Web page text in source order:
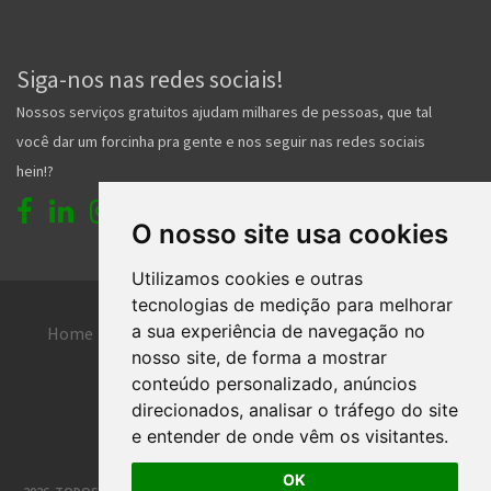
O nosso site usa cookies
Utilizamos cookies e outras
tecnologias de medição para melhorar
a sua experiência de navegação no
nosso site, de forma a mostrar
conteúdo personalizado, anúncios
direcionados, analisar o tráfego do site
e entender de onde vêm os visitantes.
OK
Siga-nos nas redes sociais!
Nossos serviços gratuitos ajudam milhares de pessoas, que tal
você dar um forcinha pra gente e nos seguir nas redes sociais
hein!?
Home Entrar Faça seu cadastro
Contato Central de ajuda
Termos de uso Inserir anúncio grátis